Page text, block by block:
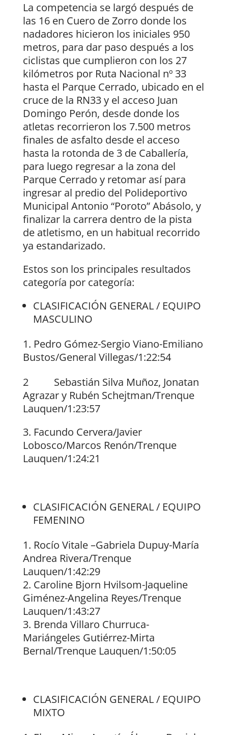
La competencia se largó después de
las 16 en Cuero de Zorro donde los
nadadores hicieron los iniciales 950
metros, para dar paso después a los
ciclistas que cumplieron con los 27
kilómetros por Ruta Nacional nº 33
hasta el Parque Cerrado, ubicado en el
cruce de la RN33 y el acceso Juan
Domingo Perón, desde donde los
atletas recorrieron los 7.500 metros
finales de asfalto desde el acceso
hasta la rotonda de 3 de Caballería,
para luego regresar a la zona del
Parque Cerrado y retomar así para
ingresar al predio del Polideportivo
Municipal Antonio “Poroto” Abásolo, y
finalizar la carrera dentro de la pista
de atletismo, en un habitual recorrido
ya estandarizado.
Estos son los principales resultados
categoría por categoría:
CLASIFICACIÓN GENERAL / EQUIPO
MASCULINO
Pedro Gómez-Sergio Viano-Emiliano
Bustos/General Villegas/1:22:54
2 Sebastián Silva Muñoz, Jonatan
Agrazar y Rubén Schejtman/Trenque
Lauquen/1:23:57
Facundo Cervera/Javier
Lobosco/Marcos Renón/Trenque
Lauquen/1:24:21
CLASIFICACIÓN GENERAL / EQUIPO
FEMENINO
Rocío Vitale –Gabriela Dupuy-María
Andrea Rivera/Trenque
Lauquen/1:42:29
Caroline Bjorn Hvilsom-Jaqueline
Giménez-Angelina Reyes/Trenque
Lauquen/1:43:27
Brenda Villaro Churruca-
Mariángeles Gutiérrez-Mirta
Bernal/Trenque Lauquen/1:50:05
CLASIFICACIÓN GENERAL / EQUIPO
MIXTO